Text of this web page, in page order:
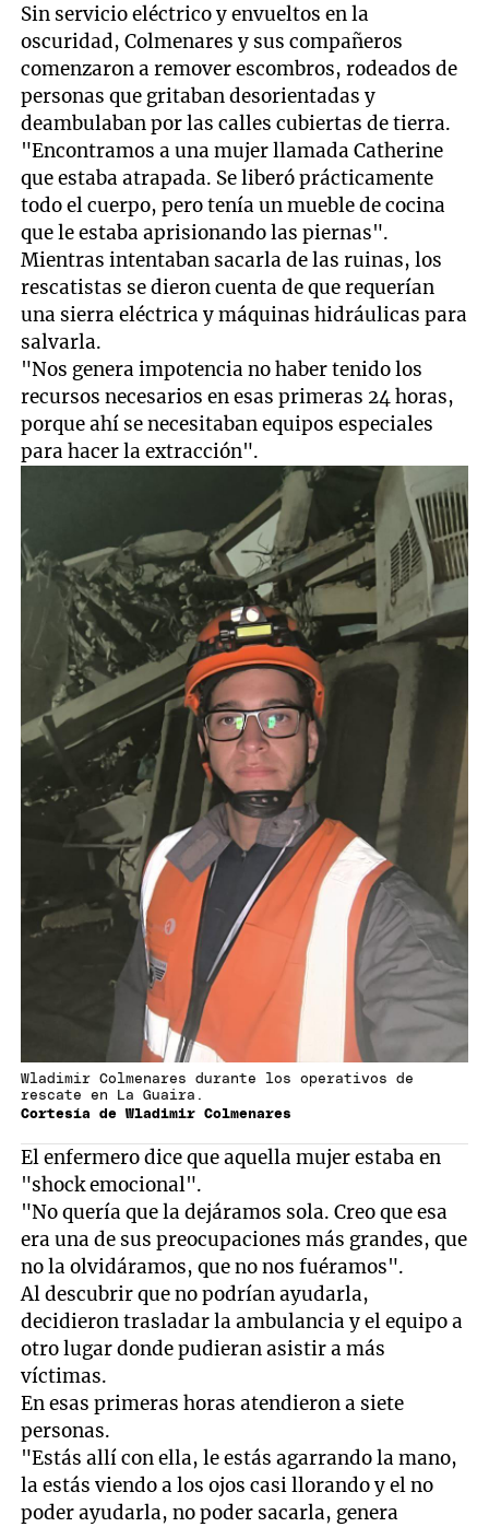
Sin servicio eléctrico y envueltos en la
oscuridad, Colmenares y sus compañeros
comenzaron a remover escombros, rodeados de
personas que gritaban desorientadas y
deambulaban por las calles cubiertas de tierra.
"Encontramos a una mujer llamada Catherine
que estaba atrapada. Se liberó prácticamente
todo el cuerpo, pero tenía un mueble de cocina
que le estaba aprisionando las piernas".
Mientras intentaban sacarla de las ruinas, los
rescatistas se dieron cuenta de que requerían
una sierra eléctrica y máquinas hidráulicas para
salvarla.
"Nos genera impotencia no haber tenido los
recursos necesarios en esas primeras 24 horas,
porque ahí se necesitaban equipos especiales
para hacer la extracción".
Cortesía de Wladimir Colmenares
Wladimir Colmenares durante los operativos de
rescate en La Guaira.
El enfermero dice que aquella mujer estaba en
"shock emocional".
"No quería que la dejáramos sola. Creo que esa
era una de sus preocupaciones más grandes, que
no la olvidáramos, que no nos fuéramos".
Al descubrir que no podrían ayudarla,
decidieron trasladar la ambulancia y el equipo a
otro lugar donde pudieran asistir a más
víctimas.
En esas primeras horas atendieron a siete
personas.
"Estás allí con ella, le estás agarrando la mano,
la estás viendo a los ojos casi llorando y el no
poder ayudarla, no poder sacarla, genera